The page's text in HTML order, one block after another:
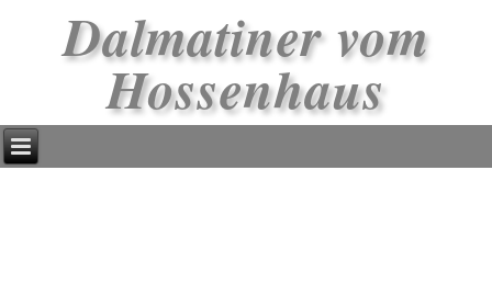
Dalmatiner vom
Hossenhaus